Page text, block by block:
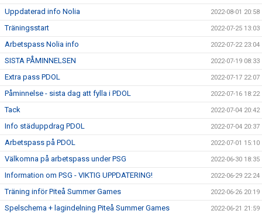
Uppdaterad info Nolia 2022-08-01 20:58
Träningsstart 2022-07-25 13:03
Arbetspass Nolia info 2022-07-22 23:04
SISTA PÅMINNELSEN 2022-07-19 08:33
Extra pass PDOL 2022-07-17 22:07
Påminnelse - sista dag att fylla i PDOL 2022-07-16 18:22
Tack 2022-07-04 20:42
Info städuppdrag PDOL 2022-07-04 20:37
Arbetspass på PDOL 2022-07-01 15:10
Välkomna på arbetspass under PSG 2022-06-30 18:35
Information om PSG - VIKTIG UPPDATERING! 2022-06-29 22:24
Träning inför Piteå Summer Games 2022-06-26 20:19
Spelschema + lagindelning Piteå Summer Games 2022-06-21 21:59